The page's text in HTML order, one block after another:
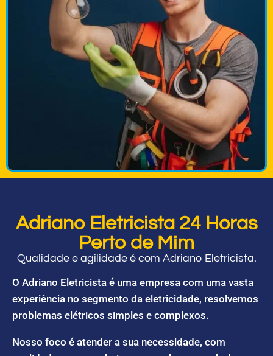
Adriano Eletricista 24 Horas
Perto de Mim
Qualidade e agilidade é com Adriano Eletricista.
O Adriano Eletricista é uma empresa com uma vasta
experiência no segmento da eletricidade, resolvemos
problemas elétricos simples e complexos.
Nosso foco é atender a sua necessidade, com